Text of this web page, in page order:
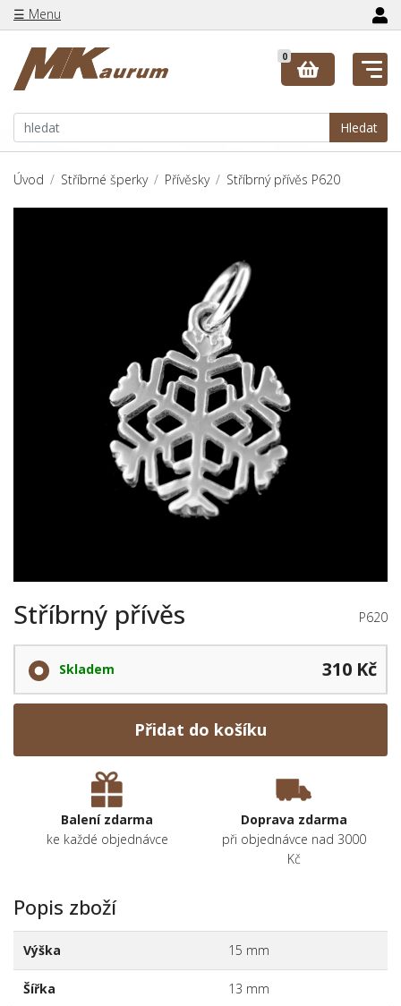
☰ Menu
Hledat
0
Úvod Stříbrné šperky Přívěsky Stříbrný přívěs P620
Stříbrný přívěs P620
Skladem 310 Kč
Přidat do košíku
Balení zdarma
ke každé objednávce
Doprava zdarma
při objednávce nad 3000
Kč
Popis zboží
Výška 15 mm
Šířka 13 mm